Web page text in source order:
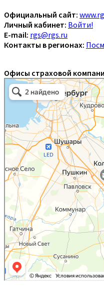
Официальный сайт:
Личный кабинет: Войти!
E-mail: rgs@rgs.ru
Контакты в регионах:
Офисы страховой